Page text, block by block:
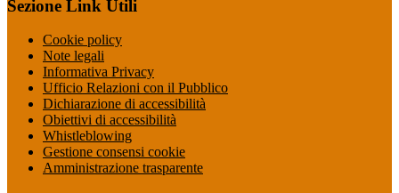
Sezione Link Utili
Cookie policy
Note legali
Informativa Privacy
Ufficio Relazioni con il Pubblico
Dichiarazione di accessibilità
Obiettivi di accessibilità
Whistleblowing
Gestione consensi cookie
Amministrazione trasparente